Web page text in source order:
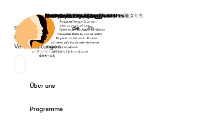
Startseite
Secondary Navigation
Spenden
News
Veranstaltungen
Sprache wechseln
Deutsch
de English
en
Primary Navigation
Über uns
Programme